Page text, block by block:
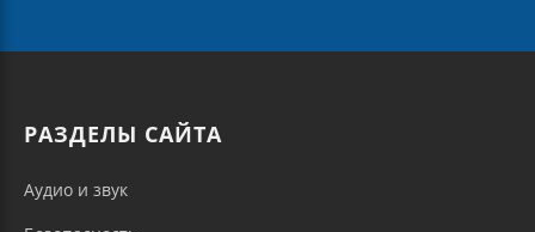
РАЗДЕЛЫ САЙТА
Аудио и звук